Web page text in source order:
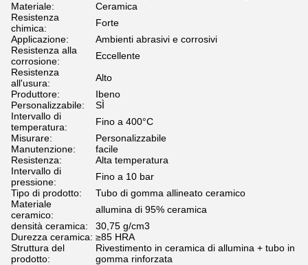
Materiale:
Ceramica
Resistenza
chimica:
Forte
Applicazione:
Ambienti abrasivi e corrosivi
Resistenza alla
corrosione:
Eccellente
Resistenza
all'usura:
Alto
Produttore:
Ibeno
Personalizzabile:
SÌ
Intervallo di
temperatura:
Fino a 400°C
Misurare:
Personalizzabile
Manutenzione:
facile
Resistenza:
Alta temperatura
Intervallo di
pressione:
Fino a 10 bar
Tipo di prodotto:
Tubo di gomma allineato ceramico
Materiale
ceramico:
allumina di 95% ceramica
densità ceramica:
30,75 g/cm3
Durezza ceramica: ≥85 HRA
Struttura del
prodotto:
Rivestimento in ceramica di allumina + tubo in
gomma rinforzata